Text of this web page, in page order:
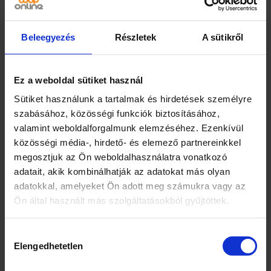
Beleegyezés Részletek A sütikről
Ez a weboldal sütiket használ
Sütiket használunk a tartalmak és hirdetések személyre
szabásához, közösségi funkciók biztosításához,
valamint weboldalforgalmunk elemzéséhez. Ezenkívül
közösségi média-, hirdető- és elemező partnereinkkel
megosztjuk az Ön weboldalhasználatra vonatkozó
adatait, akik kombinálhatják az adatokat más olyan
adatokkal, amelyeket Ön adott meg számukra vagy az
Ön által használt más szolgáltatásokból gyűjtöttek.
kiválasztása
Elengedhetetlen
elkészítve! A palack 80 adagot tartalmaz.
Márka
Pölöskei
Jellemzők
Színek, ízek, illatok
Plusz 25% gyümölcstartalom a 2022-es
termékekhez képest
Kiszerelés
Egység (szabadon)
Összetevők